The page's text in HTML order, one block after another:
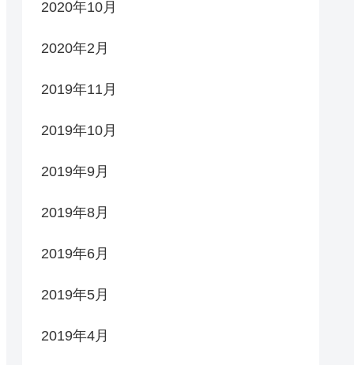
2020年10月
2020年2月
2019年11月
2019年10月
2019年9月
2019年8月
2019年6月
2019年5月
2019年4月